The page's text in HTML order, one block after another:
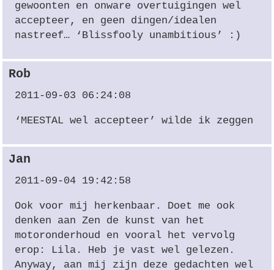
gewoonten en onware overtuigingen wel
accepteer, en geen dingen/idealen
nastreef… ‘Blissfooly unambitious’ :)
Rob
2011-09-03 06:24:08
‘ MEESTAL wel accepteer’ wilde ik zeggen
Jan
2011-09-04 19:42:58
Ook voor mij herkenbaar. Doet me ook
denken aan Zen de kunst van het
motoronderhoud en vooral het vervolg
erop: Lila. Heb je vast wel gelezen.
Anyway, aan mij zijn deze gedachten wel